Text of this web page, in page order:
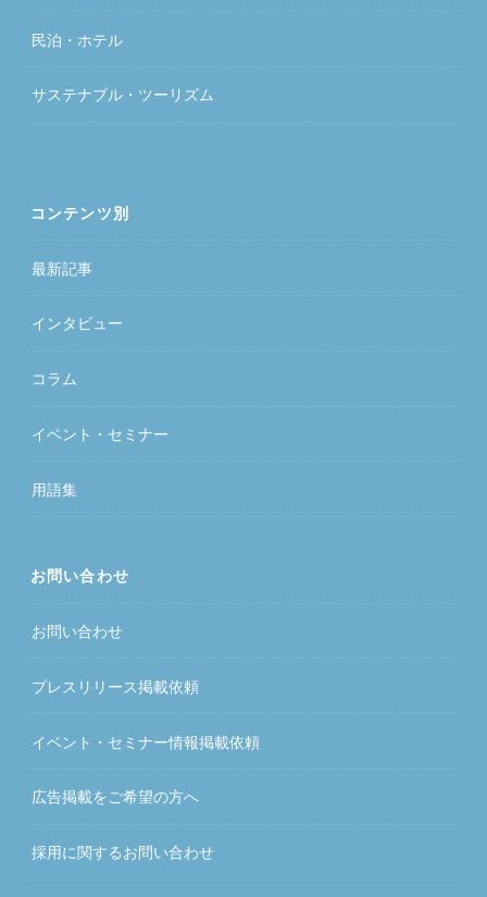
民泊・ホテル
サステナブル・ツーリズム
コンテンツ別
最新記事
インタビュー
コラム
イベント・セミナー
用語集
お問い合わせ
お問い合わせ
プレスリリース掲載依頼
イベント・セミナー情報掲載依頼
広告掲載をご希望の方へ
採用に関するお問い合わせ